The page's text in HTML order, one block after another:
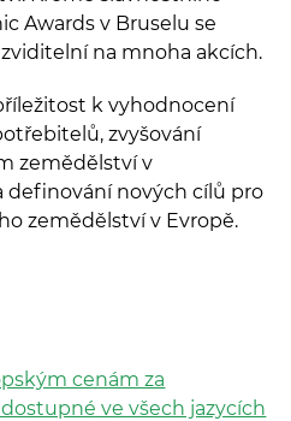
Awards v Bruselu se
na mnoha akcích.
k vyhodnocení
zvyšování
zemědělství v
definování nových cílů pro
zemědělství v Evropě.
cenám za
ve všech jazycích